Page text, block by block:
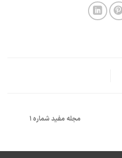
مجله مفید شماره 1